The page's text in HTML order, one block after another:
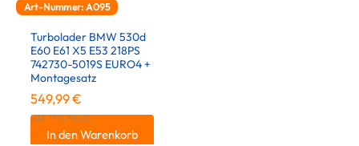
Art-Nummer: A095
Turbolader BMW 530d
E60 E61 X5 E53 218PS
742730-5019S EURO4 +
Montagesatz
549,99€
inkl. 19 % MwSt.
In den Warenkorb